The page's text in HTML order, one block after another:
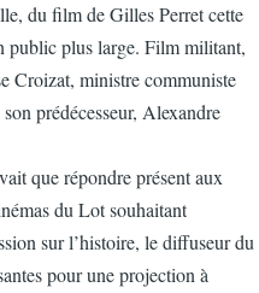
du film de Gilles Perret cette
public plus large. Film militant,
Croizat, ministre communiste
prédécesseur, Alexandre
que répondre présent aux
du Lot souhaitant
sur l’histoire, le diffuseur du
pour une projection à